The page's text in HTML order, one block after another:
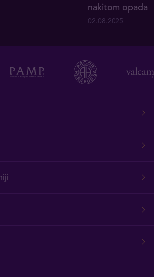
nakitom opada
02.08.2025